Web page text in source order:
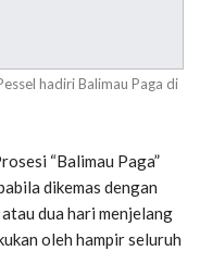
hadiri Balimau Paga di
“Balimau Paga”
dikemas dengan
dua hari menjelang
oleh hampir seluruh